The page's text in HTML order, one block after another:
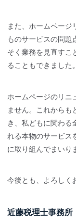
また、ホームページ
ものサービスの問題
そく業務を見直すこ
ることもできました。
ホームページのリニ
ません。これからも
き、私どもに関わる
れる本物のサービス
に取り組んでまいり
今後とも、よろしく
近藤税理士事務所